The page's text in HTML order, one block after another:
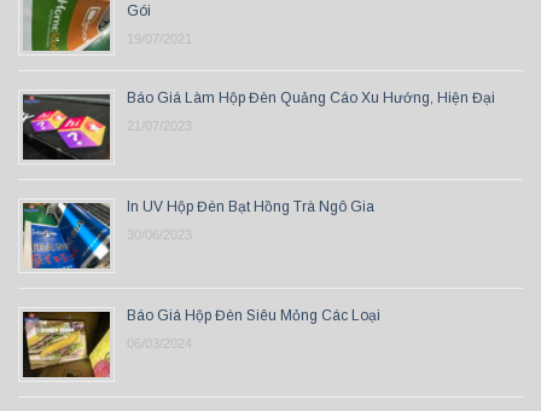
Gói
19/07/2021
Báo Giá Làm Hộp Đèn Quảng Cáo Xu Hướng, Hiện Đại
21/07/2023
In UV Hộp Đèn Bạt Hồng Trà Ngô Gia
30/06/2023
Báo Giá Hộp Đèn Siêu Mỏng Các Loại
06/03/2024